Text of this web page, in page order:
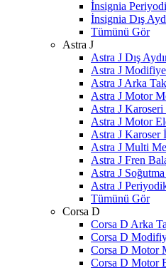
İnsignia
İnsignia Dış
Tümünü Gör
Astra J
Astra J Dış
Astra J
Astra J Arka
Astra J Motor
Astra J
Astra J Motor
Astra J Karoser
Astra J Multi
Astra J Fren
Astra J
Astra J
Tümünü Gör
Corsa D
Corsa D Arka
Corsa D
Corsa D Motor
Corsa D Motor